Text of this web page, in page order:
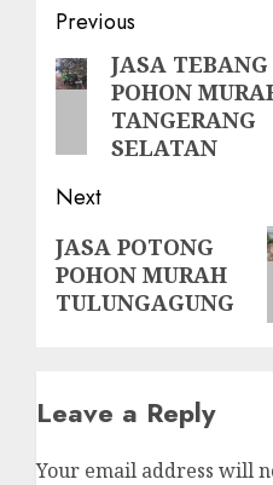
Post
navigation
Previous
Previous
post:
JASA TEBANG
POHON
TANGERANG
SELATAN
Next
Next
post:
JASA POTONG
POHON MURAH
TULUNGAGUNG
Leave a Reply
Your email address will